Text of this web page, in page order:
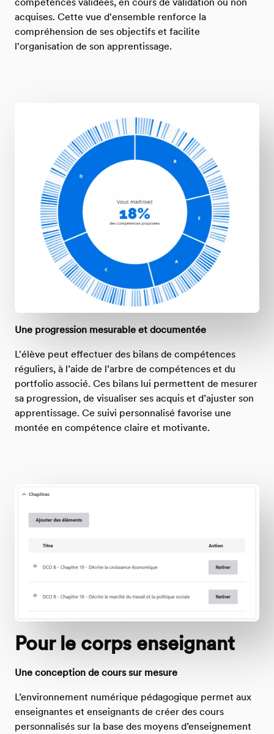
acquises. Cette vue d'ensemble renforce la
compréhension de ses objectifs et facilite
l'organisation de son apprentissage.
Une progression mesurable et documentée
L'élève peut effectuer des bilans de compétences
réguliers, à l’aide de l’arbre de compétences et du
portfolio associé. Ces bilans lui permettent de mesurer
sa progression, de visualiser ses acquis et d’ajuster son
apprentissage. Ce suivi personnalisé favorise une
montée en compétence claire et motivante.
Pour le corps enseignant
Une conception de cours sur mesure
L’environnement numérique pédagogique permet aux
enseignantes et enseignants de créer des cours
personnalisés sur la base des moyens d’enseignement